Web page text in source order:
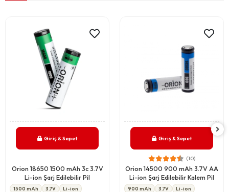
Giriş & Sepet
Orion 18650 1500 mAh 3c 3.7V
Li-ion Şarj Edilebilir Pil
1500 mAh 3.7V Li-ion
Giriş & Sepet
(10)
Orion 14500 900 mAh 3.7V AA
Li-ion Şarj Edilebilir Kalem Pil
900 mAh 3.7V Li-ion